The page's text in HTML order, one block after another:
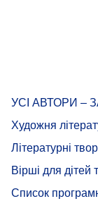
УСІ АВТОРИ –
Художня
Літературні
Вірші для
Список